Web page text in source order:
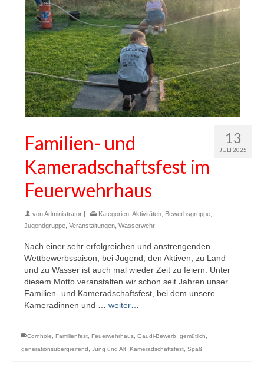
13
JULI 2025
Familien- und
Kameradschaftsfest im
Feuerwehrhaus
vonAdministrator | Kategorien: Aktivitäten Bewerbsgruppe
Jugendgruppe Veranstaltungen Wasserwehr |
Nach einer sehr erfolgreichen und anstrengenden
Wettbewerbssaison, bei Jugend, den Aktiven, zu Land
und zu Wasser ist auch mal wieder Zeit zu feiern. Unter
diesem Motto veranstalten wir schon seit Jahren unser
Familien- und Kameradschaftsfest, bei dem unsere
Kameradinnen und … weiter…
Cornhole Familienfest Feuerwehrhaus Gaudi-Bewerb gemütlich
generationsübergreifend
Jung und Alt Kameradschaftsfest Spaß